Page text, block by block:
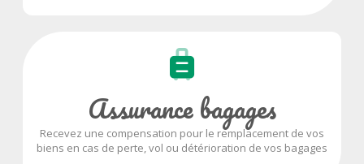
Assurance bagages
Recevez une compensation pour le remplacement de vos
biens en cas de perte, vol ou détérioration de vos bagages